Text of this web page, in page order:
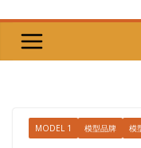
MODEL 1 模型品牌 模